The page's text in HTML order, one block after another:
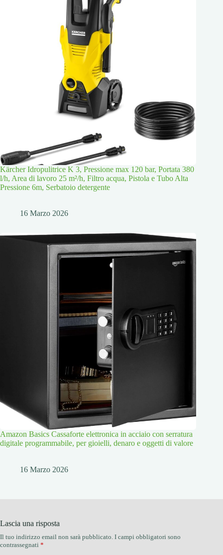
Kärcher Idropulitrice K 3, Pressione max 120 bar, Portata 380
l/h, Area di lavoro 25 m²/h, Filtro acqua, Pistola e Tubo Alta
Pressione 6m, Serbatoio detergente
16 Marzo 2026
Amazon Basics Cassaforte elettronica in acciaio con serratura
digitale programmabile, per gioielli, denaro e oggetti di valore
16 Marzo 2026
Lascia una risposta
Il tuo indirizzo email non sarà pubblicato. I campi obbligatori sono
contrassegnati *